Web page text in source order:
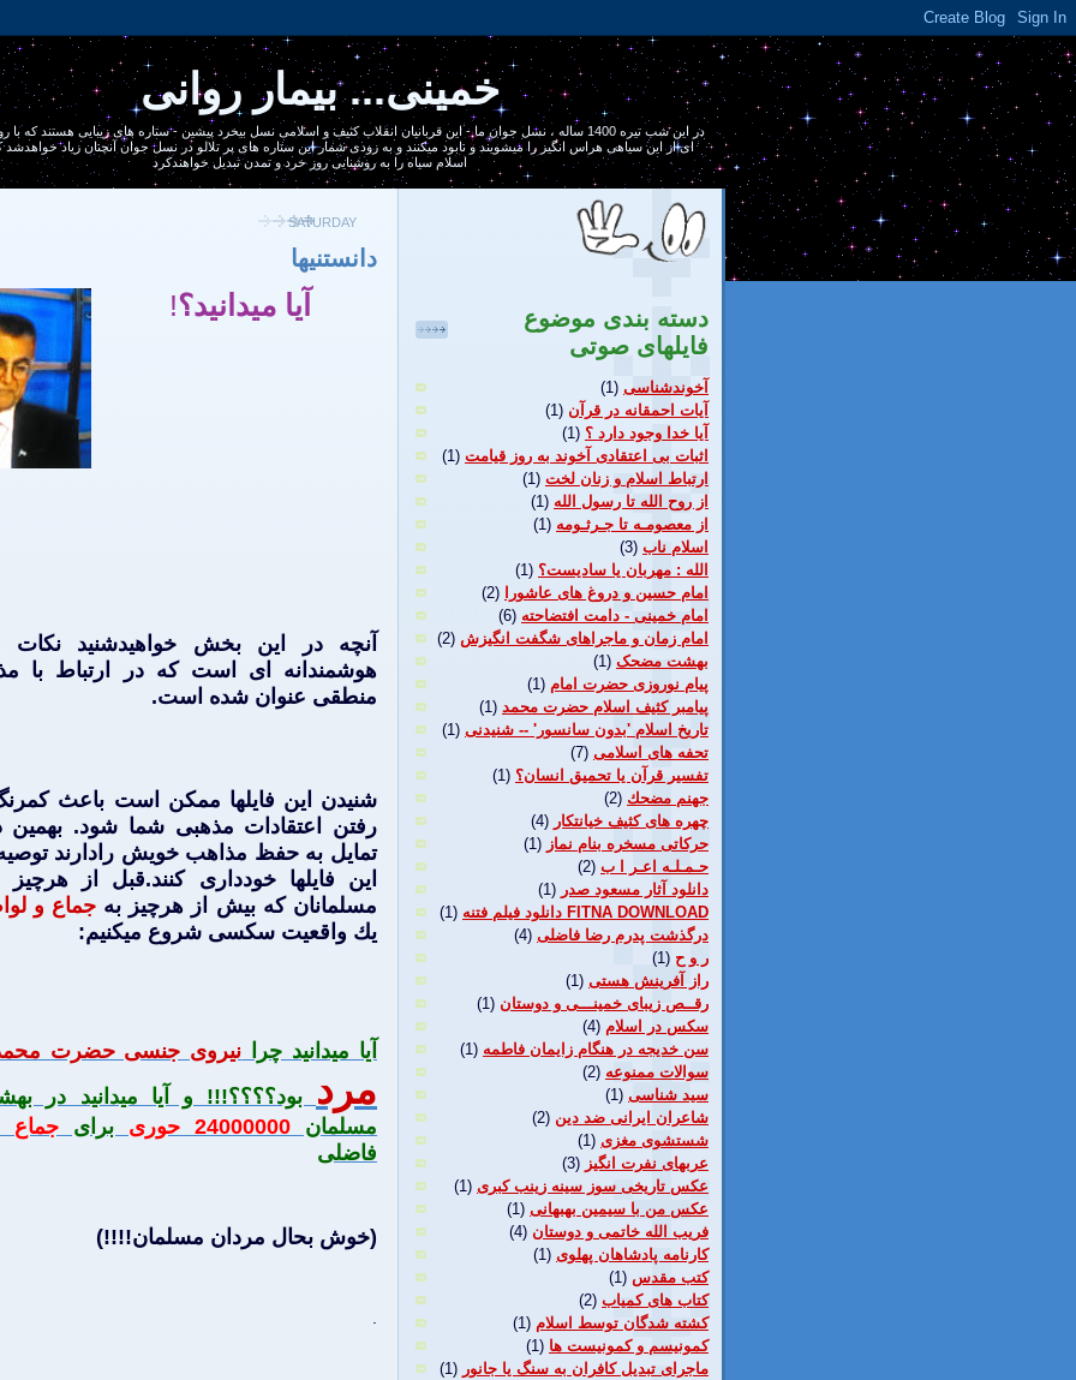
خمینی... بیمار روانی
در اين شب تيره 1400 ساله ، نسل جوان ما - اين قربانيان انقلاب كثيف و اسلامی نسل بيخرد پيشين - ستاره های زيبايی هستند كه
ای از اين سياهی هراس انگيز را ميشويند و نابود ميكنند و به زودی شمار اين ستاره های پر تلالو در نسل جوان آنچنان زياد
اسلام سياه را به روشنايی روز خرد و تمدن تبديل خواهندكرد
SATURDAY
دانستنيها
آيا ميدانيد؟!
آنچه در اين بخش خواهيدشنيد
هوشمندانه ای است كه در ارتباط با
منطقی عنوان شده است.
شنيدن اين فايلها ممكن است باعث
رفتن اعتقادات مذهبی شما شود. بهمين
تمايل به حفظ مذاهب خويش رادارند
اين فايلها خودداری كنند.قبل از
مسلمانان كه بيش از هرچيز بهجماع و
يك واقعيت سكسی شروع ميكنيم:
آيا ميدانيد چرا نيروی جنسی حضرت
مرد بود؟؟؟؟!!! و آيا ميدانيد در
مسلمان 24000000 حوری برای جماع
فاضلی
(خوش بحال مردان مسلمان!!!!)
دسته بندی موضوع
فایلهای صوتی
آخوندشناسی (1)
آيات احمقانه در قرآن (1)
آیا خدا وجود دارد ؟ (1)
اثبات بی اعتقادی آخوند به روز قيامت (1)
ارتباط اسلام و زنان لخت (1)
از روح الله تا رسول الله (1)
از معصومـه تا جـرثـومه (1)
اسلام ناب (3)
الله : مهربان يا ساديست؟ (1)
امام حسین و دروغ های عاشورا
(2)
امام خمینی - دامت افتضاحته (6)
امام زمان و ماجراهای شگفت انگیزش (2)
بهشت مضحک (1)
پيام نوروزی حضرت امام (1)
پیامبر کثیف اسلام حضرت محمد (1)
تاريخ اسلام 'بدون سانسور' -- شنیدنی (1)
تحفه های اسلامی (7)
تفسیر قرآن یا تحمیق انسان؟ (1)
جهنم مضحك (2)
چهره های کثیف خیانتکار (4)
حرکاتی مسخره بنام نماز (1)
حـمـلـه اعـر ا ب (2)
دانلود آثار مسعود صدر (1)
دانلود فيلم فتنه FITNA DOWNLOAD
(1)
درگذشت پدرم رضا فاضلی (4)
ر و ح (1)
راز آفرينش هستی (1)
رقــص زيبای خمينـــی و دوستان (1)
سکس در اسلام (4)
سن خديجه در هنگام زايمان فاطمه (1)
سوالات ممنوعه (2)
سيد شناسی (1)
شاعران ایرانی ضد دین (2)
شستشوی مغزی (1)
عربهای نفرت انگيز (3)
عکس تاریخی سوز سینه زینب کبری (1)
عکس من با سیمین بهبهانی (1)
فریب الله خاتمی و دوستان (4)
كارنامه پادشاهان پهلوی (1)
كتب مقدس (1)
کتاب های كمياب (2)
کشته شدگان توسط اسلام (1)
کمونیسم و کمونیست ها (1)
ماجرای تبدیل کافران به سنگ یا جانور (1)